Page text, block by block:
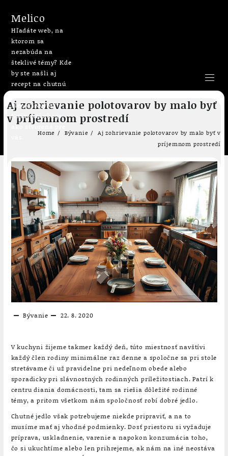
Skip
content
Melico
Hľadáte web, na
ktorom sa
nezabúda na
šteklivé témy? Kde
by ste našli aj
recept na chutnú
slepačí vývar?
Naša stránka je
ako stvorená pre
Aj zohrievanie polotovarov by malo byť
v príjemnom prostredí
Home Bývanie
Aj zohrievanie polotovarov by malo byť v
príjemnom prostredí
Bývanie 22. 8. 2020
V kuchyni žijeme takmer každý deň, túto miestnosť navštívi
každý člen rodiny minimálne raz denne a spoločne sa pri stole
stretávame či už pravidelne pri nedeľnom obede alebo
sporadicky pri slávnostných rodinných príležitostiach. Patrí k
centru diania domácnosti, tam sa riešia dôležité rodinné
témy, a pritom všetkom nám spoločnosť robí dobré jedlo.
Chutné jedlo však potrebujeme niekde pripraviť, a na to
musíme mať aj vhodné podmienky. Dosť priestoru si vyžaduje
príprava, uskladnenie, varenie a napokon konzumácia toho,
čo si ukuchtíme alebo len prihrejeme, ak nám na iné neostáva